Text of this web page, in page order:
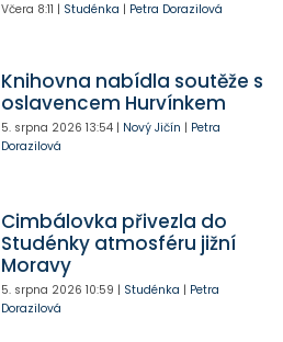
Včera 8:11 | Studénka | Petra Dorazilová
Knihovna nabídla soutěže s
oslavencem Hurvínkem
5. srpna 2026 13:54| Nový Jičín | Petra
Dorazilová
Cimbálovka přivezla do
Studénky atmosféru jižní
Moravy
5. srpna 2026 10:59 | Studénka | Petra
Dorazilová